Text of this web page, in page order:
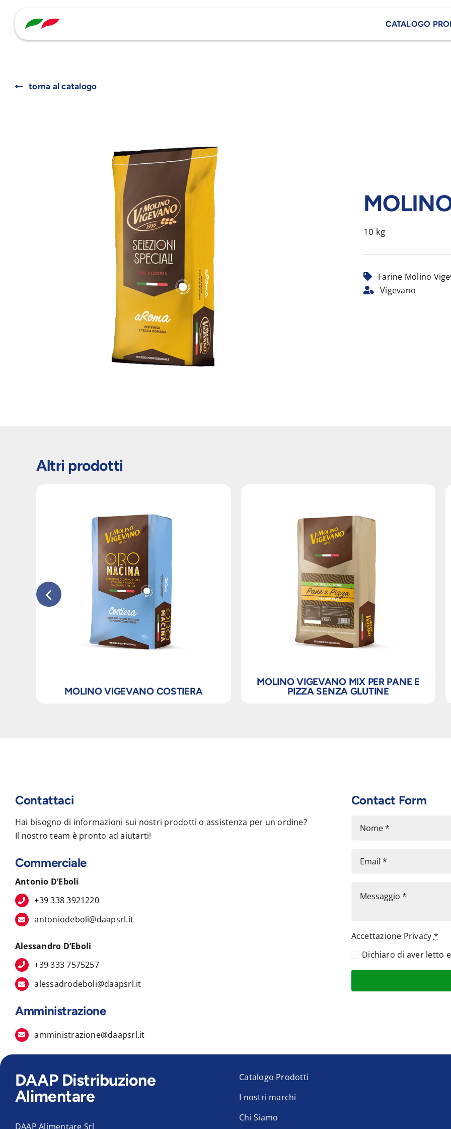
content
CATALOGO
torna al catalogo
10 kg
Farine Molino
Vigevano
Altri prodotti
MOLINO VIGEVANO COSTIERA
MOLINO VIGEVANO MIX PER PANE E
PIZZA SENZA GLUTINE
Contattaci
Hai bisogno di informazioni sui nostri prodotti o assistenza per un ordine?
Il nostro team è pronto ad aiutarti!
Commerciale
Antonio D’Eboli
+39 338 3921220
antoniodeboli@daapsrl.it
Alessandro D’Eboli
+39 333 7575257
alessadrodeboli@daapsrl.it
Amministrazione
amministrazione@daapsrl.it
Contact Form
Accettazione Privacy *
Dichiaro di aver letto
DAAP Distribuzione
Alimentare
DAAP Alimentare Srl
Catalogo Prodotti
I nostri marchi
Chi Siamo